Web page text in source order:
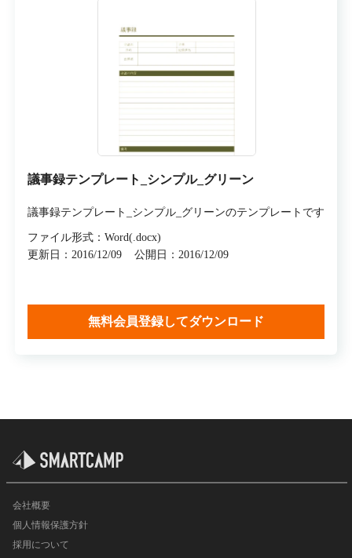
議事録テンプレート_シンプル_グリーン
議事録テンプレート_シンプル_グリーンのテンプレートです
ファイル形式：Word(.docx)
更新日：2016/12/09
公開日：2016/12/09
無料会員登録してダウンロード
会社概要
個人情報保護方針
採用について